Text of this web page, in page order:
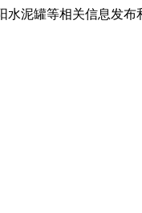
水泥罐等相关信息发